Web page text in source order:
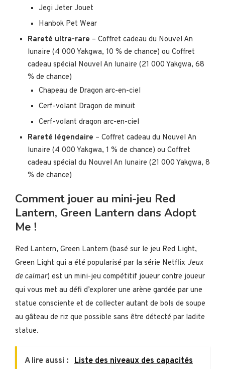
Jegi Jeter Jouet
Hanbok Pet Wear
Rareté ultra-rare – Coffret cadeau du Nouvel An
lunaire (4 000 Yakgwa, 10 % de chance) ou Coffret
cadeau spécial Nouvel An lunaire (21 000 Yakgwa, 68
% de chance)
Chapeau de Dragon arc-en-ciel
Cerf-volant Dragon de minuit
Cerf-volant dragon arc-en-ciel
Rareté légendaire – Coffret cadeau du Nouvel An
lunaire (4 000 Yakgwa, 1 % de chance) ou Coffret
cadeau spécial du Nouvel An lunaire (21 000 Yakgwa, 8
% de chance)
Comment jouer au mini-jeu Red
Lantern, Green Lantern dans Adopt
Me !
Red Lantern, Green Lantern (basé sur le jeu Red Light,
Green Light qui a été popularisé par la série Netflix Jeux
de calmar) est un mini-jeu compétitif joueur contre joueur
qui vous met au défi d’explorer une arène gardée par une
statue consciente et de collecter autant de bols de soupe
au gâteau de riz que possible sans être détecté par ladite
statue.
A lire aussi :
Liste des niveaux des capacités